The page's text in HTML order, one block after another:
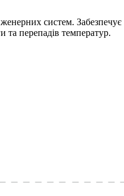
систем.
та перепадів температур.